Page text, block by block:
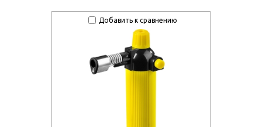
Добавить к сравнению